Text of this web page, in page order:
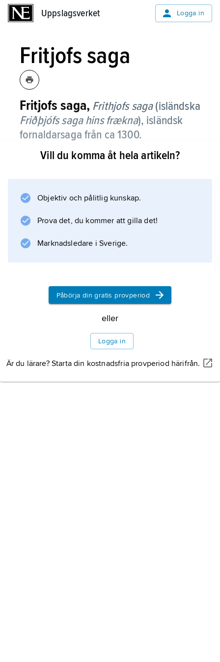
Uppslagsverket Logga in
Fritjofs saga
Fritjofs saga, Frithjofs saga(isländska
Friðþjófs saga hins frækna), isländsk
fornaldarsaga från ca 1300.
Sagan handlar om kärleken mellan den
Biörners översättning av sagan i ”Nordiska
diktcykel ”Frithiofs saga” (1825) som i sin tur
blev tolkad till flera språk, däribland också på
isländsk vers (1866).
Information om artikeln
Vill du komma åt hela artikeln?
Objektiv och pålitlig kunskap.
Prova det, du kommer att gilla det!
Marknadsledare i Sverige.
Påbörja din gratis provperiod
eller
Logga in
Är du lärare? Starta din kostnadsfria provperiod härifrån.